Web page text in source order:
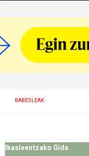
BABESLEAK
Ikasleentzako Gida